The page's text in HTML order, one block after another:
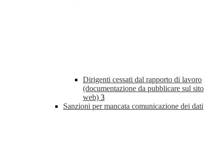
Dirigenti cessati dal rapporto di lavoro
(documentazione da pubblicare sul sito
web) 3
Sanzioni per mancata comunicazione dei dati